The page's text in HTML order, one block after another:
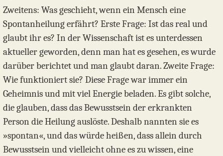
Zweitens: Was geschieht, wenn ein Mensch eine
Spontanheilung erfährt? Erste Frage: Ist das real und
glaubt ihr es? In der Wissenschaft ist es unterdessen
aktueller geworden, denn man hat es gesehen, es wurde
darüber berichtet und man glaubt daran. Zweite Frage:
Wie funktioniert sie? Diese Frage war immer ein
Geheimnis und mit viel Energie beladen. Es gibt solche,
die glauben, dass das Bewusstsein der erkrankten
Person die Heilung auslöste. Deshalb nannten sie es
»spontan«, und das würde heißen, dass allein durch
Bewusstsein und vielleicht ohne es zu wissen, eine